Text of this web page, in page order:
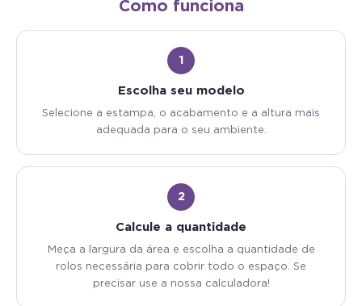
1
Escolha seu modelo
Selecione a estampa, o acabamento e a altura mais
adequada para o seu ambiente.
2
Calcule a quantidade
Meça a largura da área e escolha a quantidade de
rolos necessária para cobrir todo o espaço. Se
precisar use a nossa calculadora!